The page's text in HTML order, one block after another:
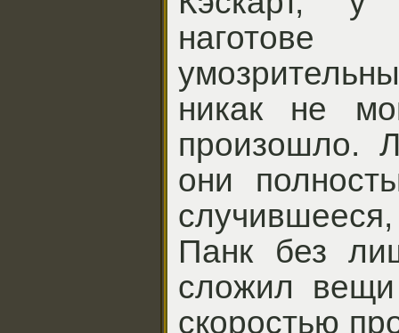
наготове
никак не
произошло.
они
Панк без
сложил
скоростью